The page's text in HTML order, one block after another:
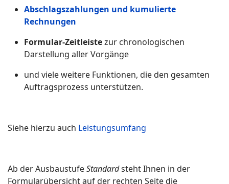
Abschlagszahlungen und kumulierte
Rechnungen
Formular‑Zeitleistezur chronologischen
Darstellung aller Vorgänge
und viele weitere Funktionen, die den gesamten
Auftragsprozess unterstützen.
Siehe hierzu auch Leistungsumfang
Ab der AusbaustufeStandardsteht Ihnen in der
Formularübersicht auf der rechten Seite die